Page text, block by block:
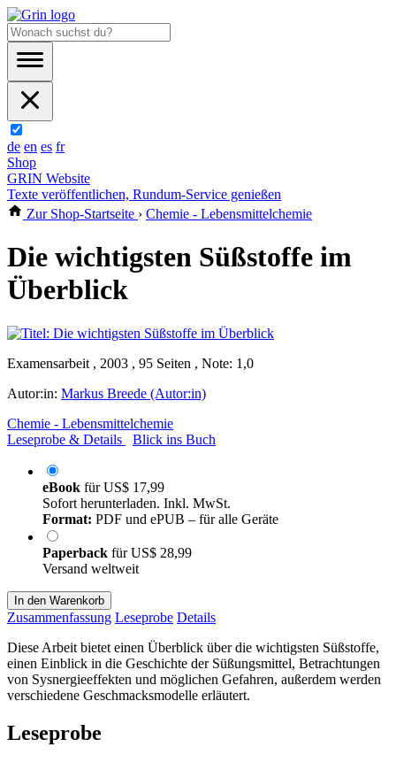
de en es fr
Shop
GRIN Website
Texte veröffentlichen, Rundum-Service genießen
Zur Shop-Startseite › Chemie - Lebensmittelchemie
Die wichtigsten Süßstoffe im
Überblick
Examensarbeit , 2003 , 95 Seiten , Note: 1,0
Autor:in: Markus Breede (Autor:in)
Chemie - Lebensmittelchemie
Leseprobe & Details
Blick ins Buch
eBook fürUS$ 17,99
Sofort herunterladen. Inkl. MwSt.
Format: PDF und ePUB – für alle Geräte
Paperback fürUS$ 28,99
Versand weltweit
In den Warenkorb
Zusammenfassung Leseprobe Details
Diese Arbeit bietet einen Überblick über die wichtigsten Süßstoffe,
einen Einblick in die Geschichte der Süßungsmittel, Betrachtungen
von Sysnergieeffekten und möglichen Gefahren, außerdem werden
verschiedene Geschmacksmodelle erläutert.
Leseprobe